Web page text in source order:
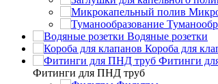
Водяные розетки
Короба для
Фитинги
Фитинги для ПНД труб